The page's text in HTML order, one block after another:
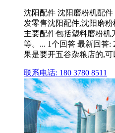
沈阳配件 沈阳磨粉机配
发零售沈阳配件,沈阳磨粉
主要配件包括塑料磨粉机
等。... 1个回答 最新回答:
果是要开五谷杂粮店的,可
联系电话: 180 3780 8511